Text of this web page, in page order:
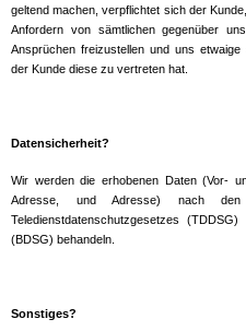
geltend machen, verpflichtet sich der
Anfordern von sämtlichen gegenüber
Ansprüchen freizustellen und uns
der Kunde diese zu vertreten hat.
Datensicherheit?
Wir werden die erhobenen Daten (Vor-
Adresse, und Adresse) nach den
Teledienstdatenschutzgesetzes
(BDSG) behandeln.
Sonstiges?